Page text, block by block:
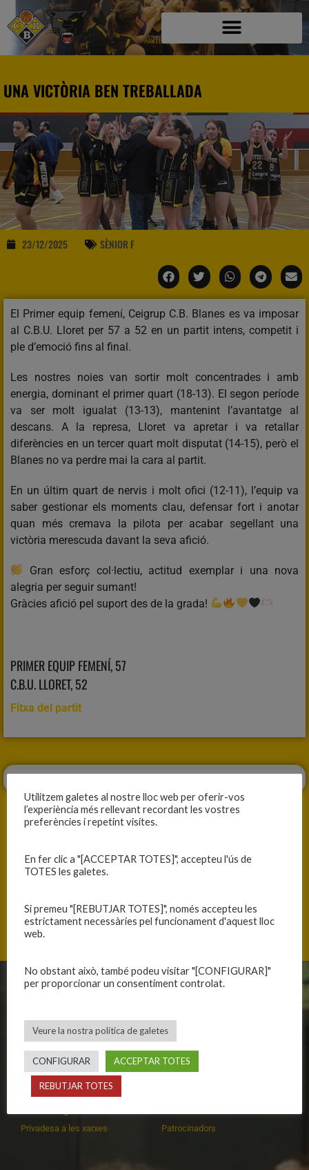
UNA VICTÒRIA BEN TREBALLADA
23/12/2025 SÈNIOR F
El Primer equip femení, Ceigrup C.B. Blanes es va imposar
al C.B.U. Lloret per 57 a 52 en un partit intens, competit i
ple d’emoció fins al final.
Les nostres noies van sortir molt concentrades i amb
energia, dominant el primer quart (18-13). El segon període
va ser molt igualat (13-13), mantenint l’avantatge al
descans. A la represa, Lloret va apretar i va retallar
diferències en un tercer quart molt disputat (14-15), però el
Blanes no va perdre mai la cara al partit.
En un últim quart de nervis i molt ofici (12-11), l’equip va
saber gestionar els moments clau, defensar fort i anotar
quan més cremava la pilota per acabar segellant una
victòria merescuda davant la seva afició.
Gran esforç col·lectiu, actitud exemplar i una nova
alegria per seguir sumant!
Gràcies afició pel suport des de la grada!
PRIMER EQUIP FEMENÍ, 57
C.B.U. LLORET, 52
Fitxa del partit
ANTERIOR SEGÜENT
CLUB
Història
Publicacions
Avís legal
Política de privadesa
Privadesa a les xarxes
Primer equip masculí
Equips masculins
Equips femenins
Patrocinadors
Utilitzem galetes al nostre lloc web per oferir-vos
l’experiència més rellevant recordant les vostres
preferències i repetint visites.
En fer clic a "[ACCEPTAR TOTES]", accepteu l'ús de
TOTES les galetes.
Si premeu "[REBUTJAR TOTES]", només accepteu les
estrictament necessàries pel funcionament d'aquest lloc
web.
No obstant això, també podeu visitar "[CONFIGURAR]"
per proporcionar un consentiment controlat.
Veure la nostra política de galetes
CONFIGURAR ACCEPTAR TOTES
REBUTJAR TOTES